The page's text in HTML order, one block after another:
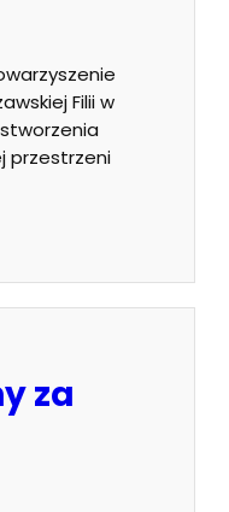
Filii w
przestrzeni
za